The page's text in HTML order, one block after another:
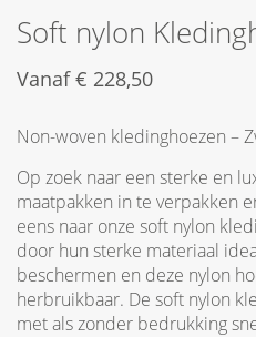
Soft nylon
Vanaf€ 228,50
Non-woven kledinghoezen –
Op zoek naar een sterke en
maatpakken in te verpakken
eens naar onze soft nylon
door hun sterke materiaal
beschermen en deze nylon
herbruikbaar. De soft nylon
met als zonder bedrukking